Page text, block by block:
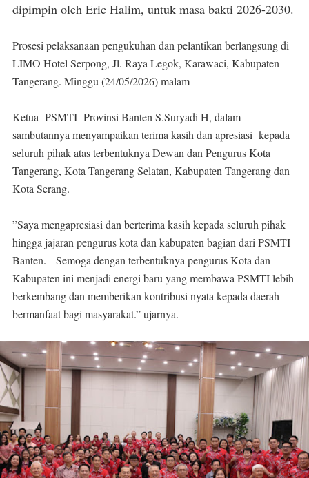
dipimpin oleh Eric Halim, untuk masa bakti 2026-2030.
Prosesi pelaksanaan pengukuhan dan pelantikan berlangsung di
LIMO Hotel Serpong, Jl. Raya Legok, Karawaci, Kabupaten
Tangerang. Minggu (24/05/2026) malam
Ketua PSMTI Provinsi Banten S.Suryadi H, dalam
sambutannya menyampaikan terima kasih dan apresiasi kepada
seluruh pihak atas terbentuknya Dewan dan Pengurus Kota
Tangerang, Kota Tangerang Selatan, Kabupaten Tangerang dan
Kota Serang.
”Saya mengapresiasi dan berterima kasih kepada seluruh pihak
hingga jajaran pengurus kota dan kabupaten bagian dari PSMTI
Banten. Semoga dengan terbentuknya pengurus Kota dan
Kabupaten ini menjadi energi baru yang membawa PSMTI lebih
berkembang dan memberikan kontribusi nyata kepada daerah
bermanfaat bagi masyarakat.” ujarnya.